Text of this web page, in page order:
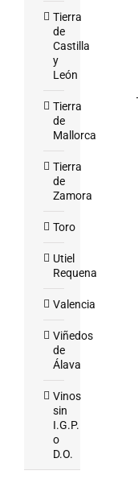
Tierra
de
Castilla
y
León
Tierra
de
Mallorca
Tierra
de
Zamora
Toro
Utiel
Requena
Valencia
Viñedos
de
Álava
Vinos
sin
I.G.P.
o
D.O.